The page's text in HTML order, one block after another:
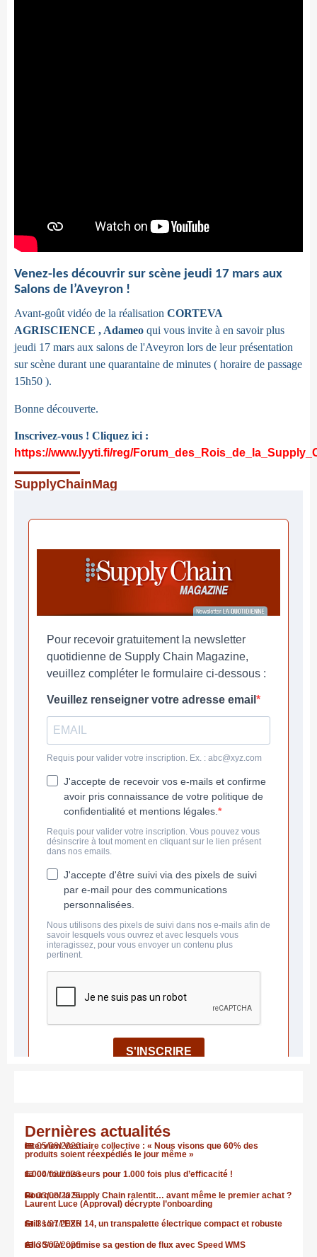
Venez-les découvrir sur scène jeudi 17 mars aux
Salons de l’Aveyron !
Avant-goût vidéo de la réalisation CORTEVA
AGRISCIENCE , Adameo qui vous invite à en savoir plus
jeudi 17 mars aux salons de l'Aveyron lors de leur présentation
sur scène durant une quarantaine de minutes ( horaire de passage
15h50 ).
Bonne découverte.
Inscrivez-vous ! Cliquez ici :
https://www.lyyti.fi/reg/
SupplyChainMag
Dernières actualités
05/08/2026
Interview Vestiaire collective : « Nous visons que 60% des
produits soient réexpédiés le jour même »
04/08/2026
1.000 fournisseurs pour 1.000 fois plus d’efficacité !
03/08/2026
Pourquoi la Supply Chain ralentit… avant même le premier achat ?
Laurent Luce (Approval) décrypte l’onboarding
31/07/2026
Still sort l’EXH 14, un transpalette électrique compact et robuste
30/07/2026
Allo Solar optimise sa gestion de flux avec Speed WMS